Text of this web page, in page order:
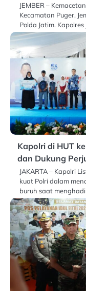
JEMBER –
Kecamatan Puger,
Polda Jatim. Kapolres
Kapolri di HUT
dan Dukung
JAKARTA – Kapolri
kuat Polri dalam
buruh saat